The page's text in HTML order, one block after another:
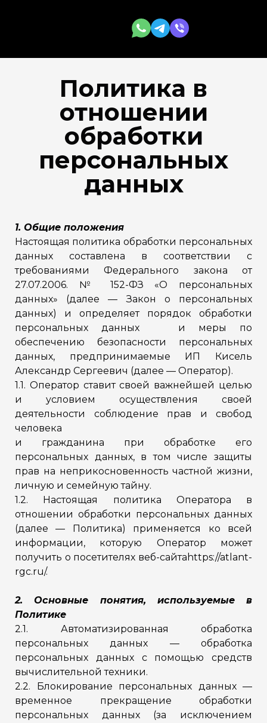
Политика в
отношении
обработки
персональных
данных
1. Общие положения
Настоящая политика обработки персональных
данных составлена в соответствии с
требованиями Федерального закона от
27.07.2006. № 152-ФЗ «О персональных
данных» (далее — Закон о персональных
данных) и определяет порядок обработки
персональных данных и меры по
обеспечению безопасности персональных
данных, предпринимаемые ИП Кисель
Александр Сергеевич (далее — Оператор).
1.1. Оператор ставит своей важнейшей целью
и условием осуществления своей
деятельности соблюдение прав и свобод
человека
и гражданина при обработке его
персональных данных, в том числе защиты
прав на неприкосновенность частной жизни,
личную и семейную тайну.
1.2. Настоящая политика Оператора в
отношении обработки персональных данных
(далее — Политика) применяется ко всей
информации, которую Оператор может
получить о посетителях веб-сайтаhttps://atlant-
rgc.ru/.
2. Основные понятия, используемые в
Политике
2.1. Автоматизированная обработка
персональных данных — обработка
персональных данных с помощью средств
вычислительной техники.
2.2. Блокирование персональных данных —
временное прекращение обработки
персональных данных (за исключением